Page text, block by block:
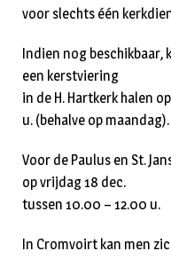
voor slechts één
Indien nog beschikbaar,
een kerstviering
in de H. Hartkerk halen
u. (behalve op maandag).
Voor de Paulus en St.
op vrijdag 18 dec.
tussen 10.00 – 12.00 u.
In Cromvoirt kan men